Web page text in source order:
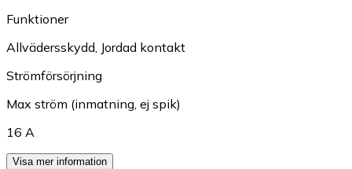
Funktioner
Allvädersskydd, Jordad kontakt
Strömförsörjning
Max ström (inmatning, ej spik)
16 A
Visa mer information